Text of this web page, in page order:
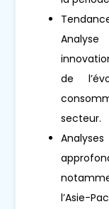
de
secteur.
l’Asie-